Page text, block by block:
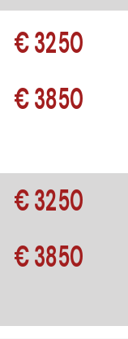
3250 €
3850 €
3250 €
3850 €